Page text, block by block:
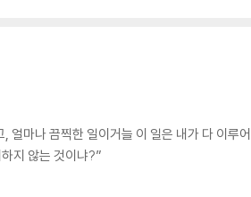
얼마나 끔찍한 일이거늘 이 일은 내가 다 이
지 않는 것이냐?”